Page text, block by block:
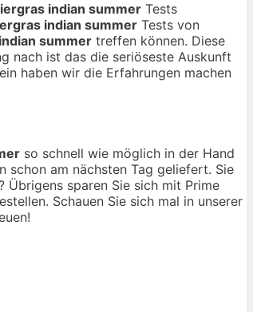
indian summer Tests
indian summer Tests von
summer treffen können. Diese
nach ist das die seriöseste Auskunft
haben wir die Erfahrungen machen
so schnell wie möglich in der Hand
schon am nächsten Tag geliefert. Sie
Übrigens sparen Sie sich mit Prime
Schauen Sie sich mal in unserer